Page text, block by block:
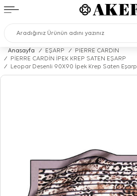
Anasayfa / EŞARP /
PIERRE CARDIN
/
PİERRE CARDİN İPEK KREP SATEN EŞARP
/
Leopar Desenli 90X90 İpek Krep Saten Eşarp